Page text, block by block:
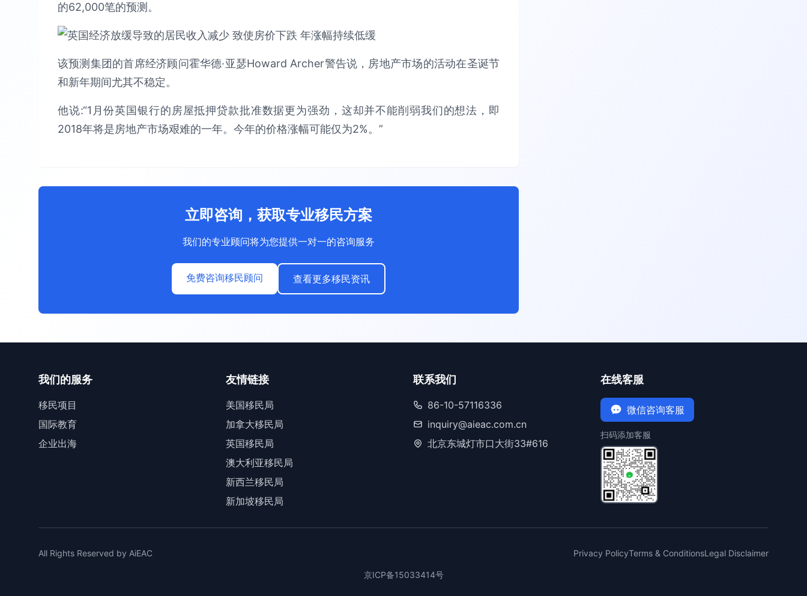
的62,000笔的预测。
该预测集团的首席经济顾问霍华德·亚瑟Howard Archer警告说，房地产市场的活动在圣诞节
和新年期间尤其不稳定。
他说:“1月份英国银行的房屋抵押贷款批准数据更为强劲，这却并不能削弱我们的想法，即
2018年将是房地产市场艰难的一年。今年的价格涨幅可能仅为2%。”
立即咨询，获取专业移民方案
我们的专业顾问将为您提供一对一的咨询服务
免费咨询移民顾问 查看更多移民资讯
我们的服务
移民项目
国际教育
企业出海
友情链接
美国移民局
加拿大移民局
英国移民局
澳大利亚移民局
新西兰移民局
新加坡移民局
联系我们
86-10-57116336
inquiry@aieac.com.cn
北京东城灯市口大街33#616
在线客服
微信咨询客服
扫码添加客服
All Rights Reserved by AiEAC Privacy PolicyTerms & ConditionsLegal Disclaimer
京ICP备15033414号